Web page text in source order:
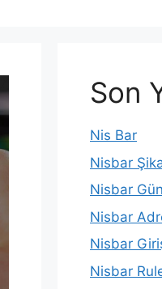
Son
Nis Bar
Nisbar
Nisbar
Nisbar
Nisbar
Nisbar